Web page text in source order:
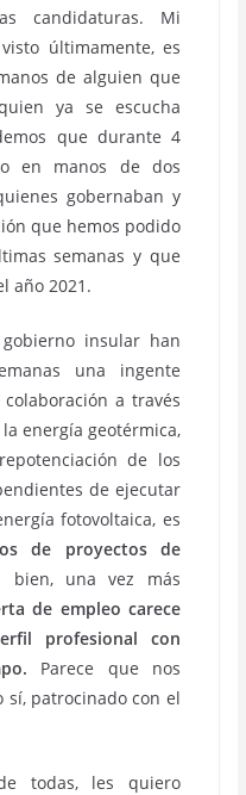
candidaturas. Mi
últimamente, es
de alguien que
ya se escucha
que durante 4
en manos de dos
gobernaban y
que hemos podido
semanas y que
año 2021.
insular han
una ingente
a través
energía geotérmica,
de los
de ejecutar
fotovoltaica, es
de proyectos de
bien, una vez más
de empleo carece
profesional con
Parece que nos
sí, patrocinado con el
todas, les quiero